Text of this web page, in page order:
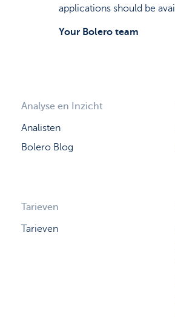
applications should be
Your Bolero team
Analyse en Inzicht
Analisten
Bolero Blog
Tarieven
Tarieven